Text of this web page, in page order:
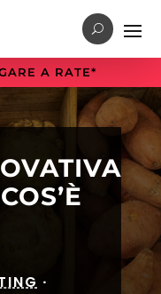
A RATE*
·